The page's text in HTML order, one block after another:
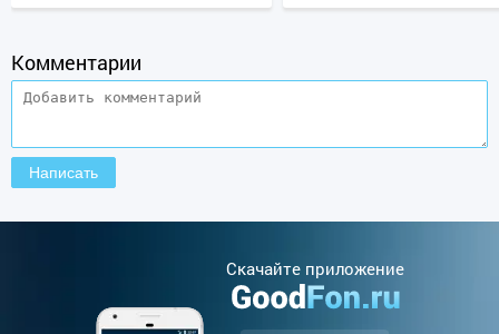
Комментарии
Cкачайте приложение